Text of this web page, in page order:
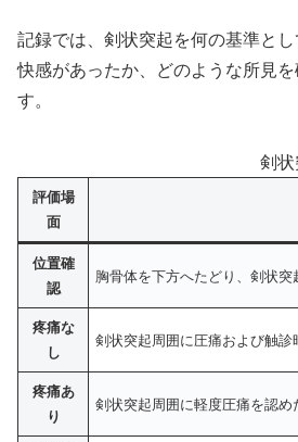
記録では、剣状突起を何の基準と
快感があったか、どのような所見
す。
剣
評価場
面
位置確
認
胸骨体を下方へたどり、剣状
疼痛な
し
剣状突起周囲に圧痛および触診
疼痛あ
り
剣状突起周囲に軽度圧痛を認